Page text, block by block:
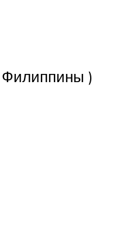
Филиппины )